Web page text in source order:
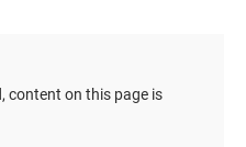
content on this page is